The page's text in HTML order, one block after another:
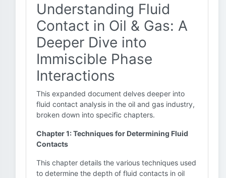
Understanding Fluid
Contact in Oil & Gas: A
Deeper Dive into
Immiscible Phase
Interactions
This expanded document delves deeper into
fluid contact analysis in the oil and gas industry,
broken down into specific chapters.
Chapter 1: Techniques for Determining Fluid
Contacts
This chapter details the various techniques used
to determine the depth of fluid contacts in oil